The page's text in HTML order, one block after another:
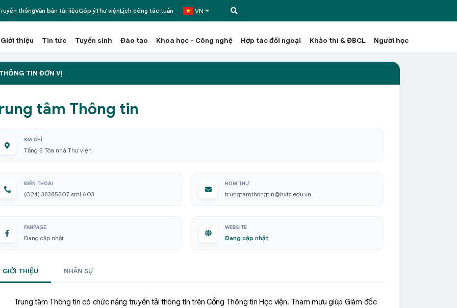
thốngVăn bản tài liệuGóp ýThư việnLịch công tác tuần VN
Giới thiệu Tin tức Tuyển sinh Đào tạo Khoa học - Công nghệ Hợp tác đối ngoại Khảo thí & ĐBCL Người học
TIN ĐƠN VỊ
tâm Thông tin
ĐỊA CHỈ
Tầng 5 Tòa nhà Thư viện
ĐIỆN THOẠI
(024) 38385507 sml 603
HÒM THƯ
trungtamthongtin@hvtc.edu.vn
FANPAGE
Đang cập nhật
WEBSITE
Đang cập nhật
GIỚI THIỆU NHÂN SỰ
Trung tâm Thông tin có chức năng truyền tải thông tin trên Cổng Thông tin Học viện. Tham mưu giúp Giám đốc